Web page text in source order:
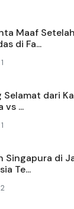
Maaf
di Fa...
1
dari
vs ...
1
Singapura di
Te...
2